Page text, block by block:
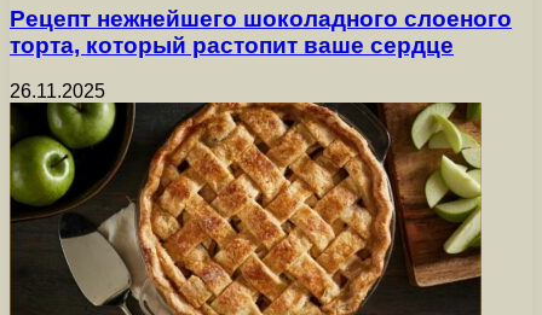
Рецепт нежнейшего шоколадного слоеного
торта, который растопит ваше сердце
26.11.2025